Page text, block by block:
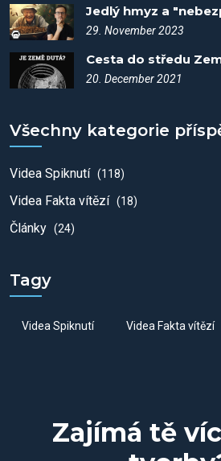
29. November 2023
Cesta do středu
20. December 2021
Všechny kategorie
Videa Spiknutí (118)
Videa Fakta vítězí (18)
Články (24)
Tagy
Videa Spiknutí Videa Fakta vítězí
Zajímá tě